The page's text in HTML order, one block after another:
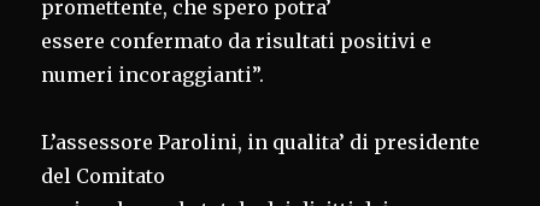
promettente, che spero potra’
essere confermato da risultati positivi e
numeri incoraggianti”.
L’assessore Parolini, in qualita’ di presidente
del Comitato